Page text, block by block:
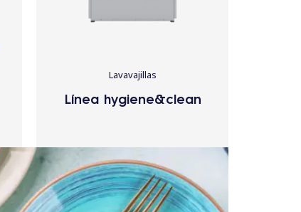
Lavavajillas
Línea hygiene&clean